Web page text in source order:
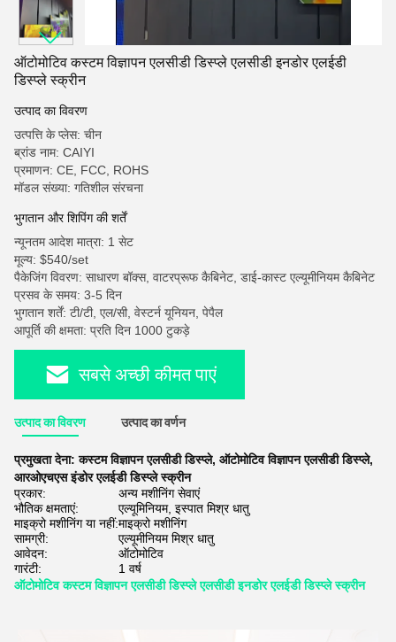
ऑटोमोटिव कस्टम विज्ञापन एलसीडी डिस्प्ले एलसीडी इनडोर एलईडी
डिस्प्ले स्क्रीन
उत्पाद का विवरण
उत्पत्ति के प्लेस: चीन
ब्रांड नाम: CAIYI
प्रमाणन: CE, FCC, ROHS
मॉडल संख्या: गतिशील संरचना
भुगतान और शिपिंग की शर्तें
न्यूनतम आदेश मात्रा: 1 सेट
मूल्य: $540/set
पैकेजिंग विवरण: साधारण बॉक्स, वाटरप्रूफ कैबिनेट, डाई-कास्ट एल्यूमीनियम कैबिनेट
प्रसव के समय: 3-5 दिन
भुगतान शर्तें: टी/टी, एल/सी, वेस्टर्न यूनियन, पेपैल
आपूर्ति की क्षमता: प्रति दिन 1000 टुकड़े
सबसे अच्छी कीमत पाएं
उत्पाद का विवरण उत्पाद का वर्णन
प्रमुखता देना:कस्टम विज्ञापन एलसीडी डिस्प्ले, ऑटोमोटिव विज्ञापन एलसीडी डिस्प्ले,
आरओएचएस इंडोर एलईडी डिस्प्ले स्क्रीन
प्रकार:
अन्य मशीनिंग सेवाएं
भौतिक क्षमताएं:
एल्यूमिनियम, इस्पात मिश्र धातु
माइक्रो मशीनिंग या नहीं:माइक्रो मशीनिंग
सामग्री:
एल्यूमीनियम मिश्र धातु
आवेदन:
ऑटोमोटिव
गारंटी:
1 वर्ष
ऑटोमोटिव कस्टम विज्ञापन एलसीडी डिस्प्ले एलसीडी इनडोर एलईडी डिस्प्ले स्क्रीन